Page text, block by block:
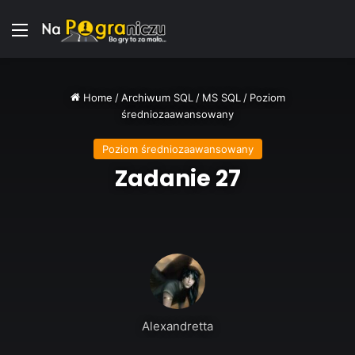
Menu
Home / Archiwum SQL / MS SQL / Poziom
średniozaawansowany
Poziom średniozaawansowany
Zadanie 27
Alexandretta